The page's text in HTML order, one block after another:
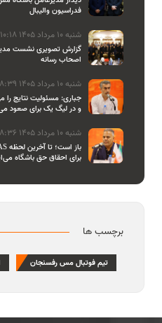
فدراسیون والیبال
شنبه 10 مرداد 1405 10:18
گزارش تصویری نشست
اصحاب رسانه
شنبه 10 مرداد 1405 08:39
جباری: مسئولیت نتایج را
و در لیگ یک برای صعود
شنبه 10 مرداد 1405 08:36
برای احقاق حق باشگاه
برچسب ها
تیم فوتبال مس رفسنجان